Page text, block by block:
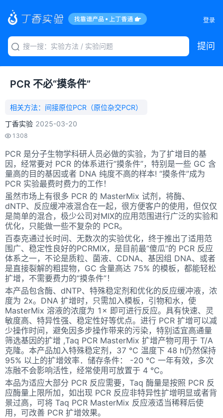
登录
提问
PCR 不必“摸条件”
相关方法： 间接原位PCR（原位杂交PCR）
丁香实验 2025-03-20
1308
PCR 是分子生物学科研人员必做的实验，为了扩增目的基
因，经常要对 PCR 的体系进行“摸条件”，特别是一些 GC 含
量高的目的基因或者 DNA 纯度不高的样本! “摸条件”成为
PCR 实验最费时费力的工作！
虽然市场上有很多 PCR 的 MasterMix 试剂，将酶、
dNTP、反应缓冲液混合在一起，很方便客户的使用，但仅仅
是简单的混合，极少公司对MIX的应用范围进行广泛的实验和
优化，只能做一些不复杂的 PCR。
百泰克通过长时间、无数次的实验优化，终于推出了适用范
围广、稳定性良好的PCRMIX，是目前最“傻瓜”的 PCR 反应
体系之一，不论是质粒、菌液、CDNA、基因组 DNA、或者
是直接裂解的粗提物，GC 含量高达 75% 的模板，都能轻松
扩增，不需要费力的“摸条件”！
本产品包含酶、dNTP、特殊稳定剂和优化的反应缓冲液，浓
度为 2x。DNA 扩增时，只需加入模板，引物和水，使
MasterMix 溶液的浓度为 1× 即可进行反应。具有快速、灵
敏度高、特异性强、稳定性好等优点。进行 PCR 扩增可以减
少操作时间，避免因多步操作带来的污染，特别适宜高通量
筛选基因的扩增 ,Taq PCR MasterMix 扩增产物可用于 T/A
克隆。本产品加入特殊稳定剂，37 ℃ 温度下 48 h仍然保持
95% 以上的扩增效率．储存条件： -20 ℃ 一年有效，多次
冻融不会影响活性，经常使用可放置于 4 ℃。
本品为适应大部分 PCR 反应需要，Taq 酶量是按照 PCR 反
应酶量上限所加，如出现 PCR 反应非特异性扩增明显或者背
景过高，可将 Taq PCR MasterMix 反应液适当稀释后使
用，可改善 PCR 扩增效果。